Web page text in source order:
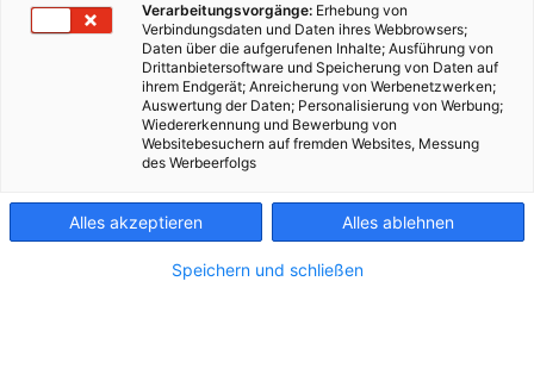
Kontakt
Impressum
Verarbeitungsvorgänge: Erhebung von
Verbindungsdaten und Daten ihres Webbrowsers;
Daten über die aufgerufenen Inhalte; Ausführung von
Drittanbietersoftware und Speicherung von Daten auf
ihrem Endgerät; Anreicherung von Werbenetzwerken;
Auswertung der Daten; Personalisierung von Werbung;
Wiedererkennung und Bewerbung von
Websitebesuchern auf fremden Websites, Messung
des Werbeerfolgs
Alles akzeptieren Alles ablehnen
Speichern und schließen